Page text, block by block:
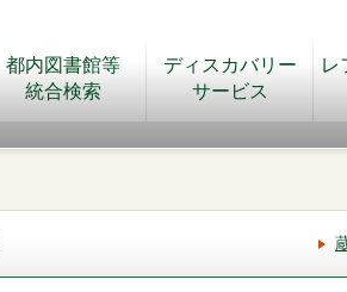
都内図書館等
統合検索
ディスカバリー
サービス
レ